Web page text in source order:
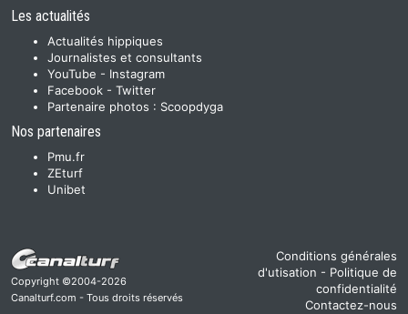
Les actualités
Actualités hippiques
Journalistes et consultants
YouTube - Instagram
Facebook - Twitter
Partenaire photos : Scoopdyga
Nos partenaires
Pmu.fr
ZEturf
Unibet
Copyright ©2004-2026
Canalturf.com - Tous droits réservés
Conditions générales
d'utisation - Politique de
confidentialité
Contactez-nous